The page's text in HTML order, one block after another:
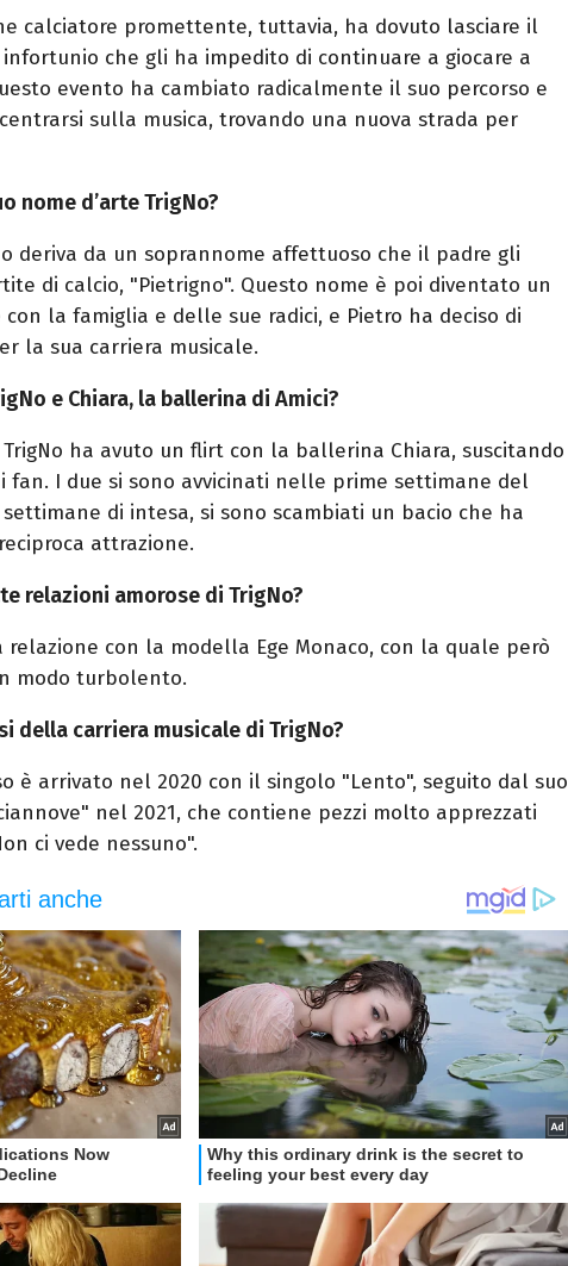
calciatore promettente, tuttavia, ha dovuto lasciare il
infortunio che gli ha impedito di continuare a giocare a
evento ha cambiato radicalmente il suo percorso e
sulla musica, trovando una nuova strada per
nome d’arte TrigNo?
deriva da un soprannome affettuoso che il padre gli
di calcio, "Pietrigno". Questo nome è poi diventato un
la famiglia e delle sue radici, e Pietro ha deciso di
la sua carriera musicale.
e Chiara, la ballerina di Amici?
TrigNo ha avuto un flirt con la ballerina Chiara, suscitando
fan. I due si sono avvicinati nelle prime settimane del
di intesa, si sono scambiati un bacio che ha
attrazione.
relazioni amorose di TrigNo?
relazione con la modella Ege Monaco, con la quale però
modo turbolento.
della carriera musicale di TrigNo?
è arrivato nel 2020 con il singolo "Lento", seguito dal suo
nel 2021, che contiene pezzi molto apprezzati
ci vede nessuno".